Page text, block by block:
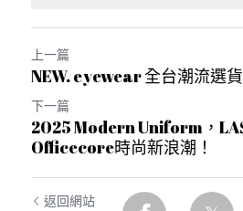
上一篇
NEW. eyewear 全台潮流選
下一篇
2025 Modern Uniform，
Officecore時尚新浪潮！
返回網站